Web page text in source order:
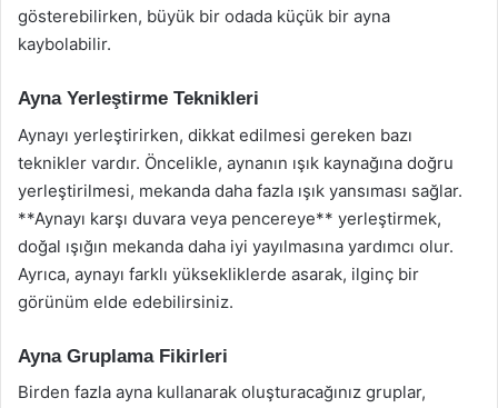
gösterebilirken, büyük bir odada küçük bir ayna
kaybolabilir.
Ayna Yerleştirme Teknikleri
Aynayı yerleştirirken, dikkat edilmesi gereken bazı
teknikler vardır. Öncelikle, aynanın ışık kaynağına doğru
yerleştirilmesi, mekanda daha fazla ışık yansıması sağlar.
**Aynayı karşı duvara veya pencereye** yerleştirmek,
doğal ışığın mekanda daha iyi yayılmasına yardımcı olur.
Ayrıca, aynayı farklı yüksekliklerde asarak, ilginç bir
görünüm elde edebilirsiniz.
Ayna Gruplama Fikirleri
Birden fazla ayna kullanarak oluşturacağınız gruplar,